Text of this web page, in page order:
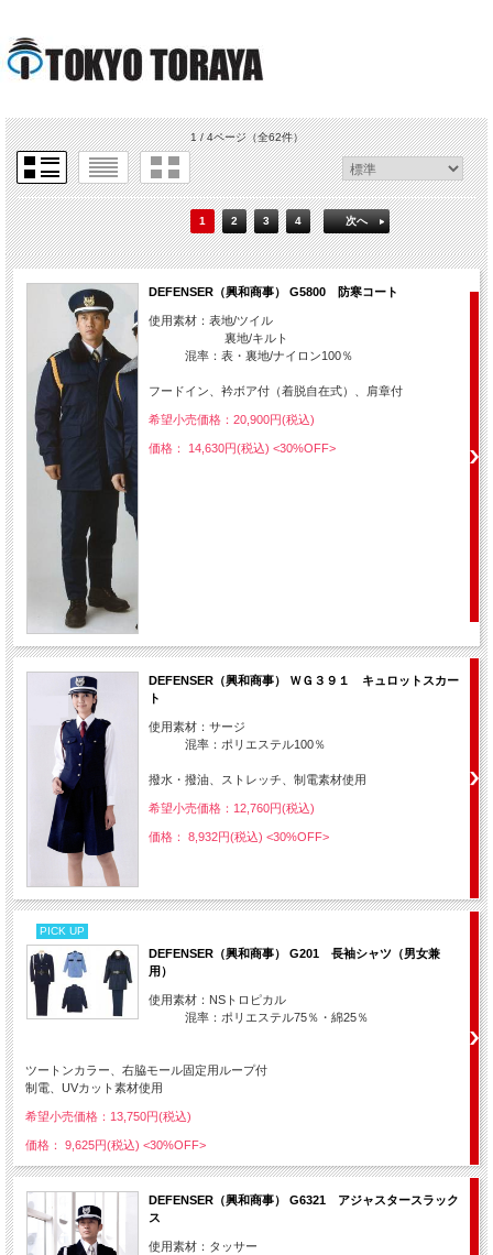
1 / 4ページ（全62件）
1 2 3 4 次へ
DEFENSER（興和商事） G5800 防寒コート
使用素材：表地/ツイル
裏地/キルト
混率：表・裏地/ナイロン100％
フードイン、衿ボア付（着脱自在式）、肩章付
希望小売価格：20,900円(税込)
価格： 14,630円(税込) <30%OFF>
DEFENSER（興和商事） ＷＧ３９１ キュロットスカー
ト
使用素材：サージ
混率：ポリエステル100％
撥水・撥油、ストレッチ、制電素材使用
希望小売価格：12,760円(税込)
価格： 8,932円(税込) <30%OFF>
PICK UP
DEFENSER（興和商事） G201 長袖シャツ（男女兼
用）
使用素材：NSトロピカル
混率：ポリエステル75％・綿25％
ツートンカラー、右脇モール固定用ループ付
制電、UVカット素材使用
希望小売価格：13,750円(税込)
価格： 9,625円(税込) <30%OFF>
DEFENSER（興和商事） G6321 アジャスタースラック
ス
使用素材：タッサー